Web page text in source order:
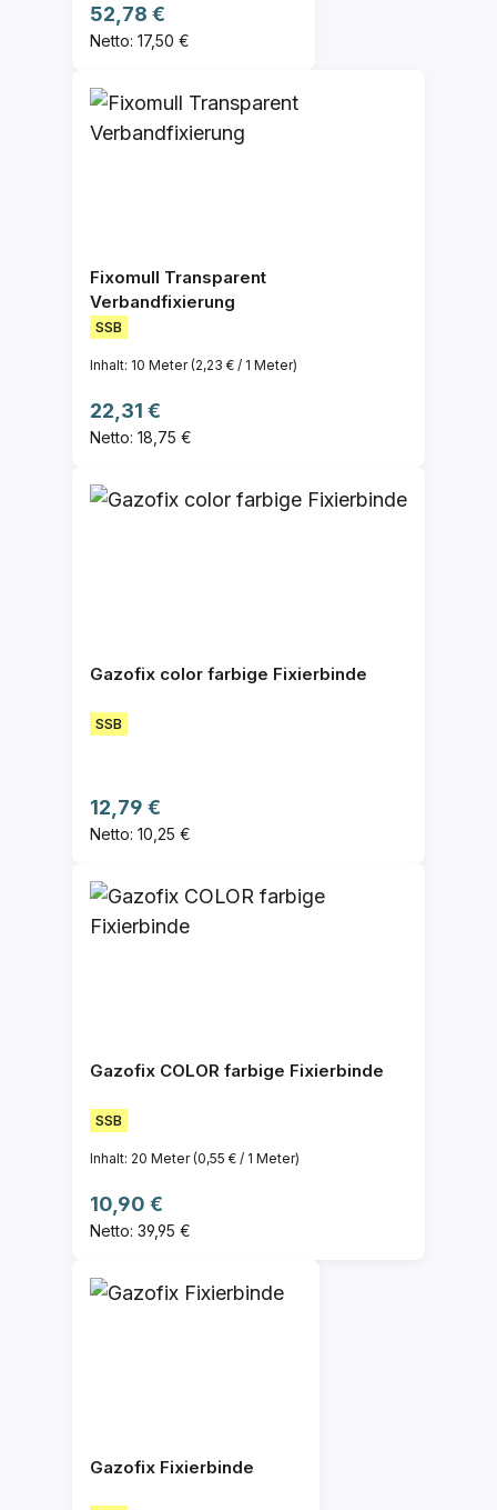
Regulärer Preis:
52,78 €
Netto: 17,50 €
Fixomull Transparent
Verbandfixierung
SSB
Inhalt: 10 Meter(2,23 € / 1 Meter)
Regulärer Preis:
22,31 €
Netto: 18,75 €
Gazofix color farbige Fixierbinde
SSB
Regulärer Preis:
12,79 €
Netto: 10,25 €
Gazofix COLOR farbige Fixierbinde
SSB
Inhalt: 20 Meter(0,55 € / 1 Meter)
Regulärer Preis:
10,90 €
Netto: 39,95 €
Gazofix Fixierbinde